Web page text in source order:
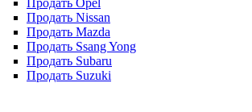
Продать Opel
Продать Nissan
Продать Mazda
Продать Ssang Yong
Продать Subaru
Продать Suzuki